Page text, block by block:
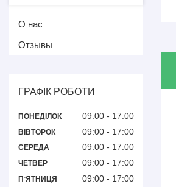
О нас
Отзывы
ГРАФІК РОБОТИ
ПОНЕДІЛОК 09:00 17:00
ВІВТОРОК 09:00 17:00
СЕРЕДА 09:00 17:00
ЧЕТВЕР 09:00 17:00
ПʼЯТНИЦЯ 09:00 17:00